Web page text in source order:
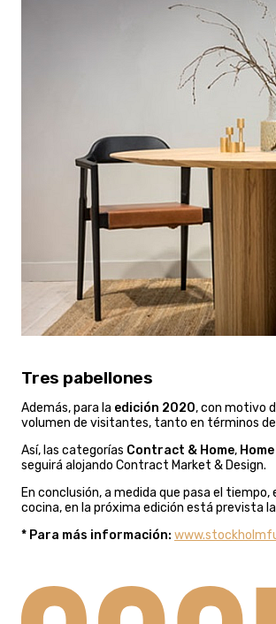
Tres pabellones
Además, para la edición 2020, con motivo
volumen de visitantes, tanto en términos
Así, las categorías Contract & Home,
seguirá alojando Contract Market & Design.
En conclusión, a medida que pasa el
cocina, en la próxima edición está prevista
* Para más información: